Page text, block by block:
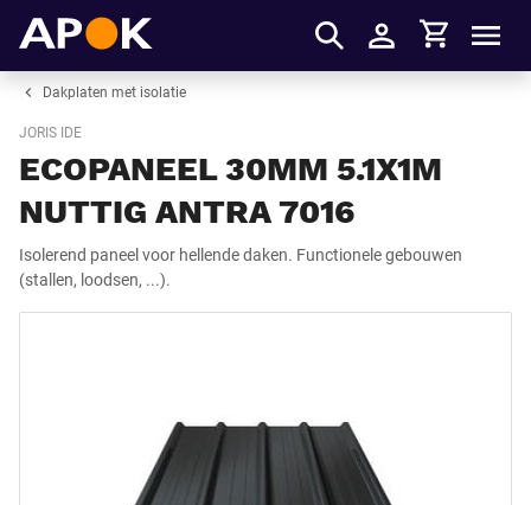
Inloggen
Winkelmandje
Dakplaten met isolatie
JORIS IDE
ECOPANEEL 30MM 5.1X1M
NUTTIG ANTRA 7016
Isolerend paneel voor hellende daken. Functionele gebouwen
(stallen, loodsen, ...).